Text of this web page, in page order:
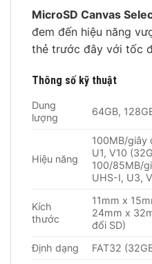
MicroSD Canvas
đem đến hiệu năng
thẻ trước đây với tốc
Thông số kỹ thuật
Dung
lượng
64GB,
Hiệu năng
100MB/giây
U1, V10
100/85MB/
UHS-I, U3,
Kích
thước
11mm x
24mm x
đổi SD)
Định dạng
FAT32